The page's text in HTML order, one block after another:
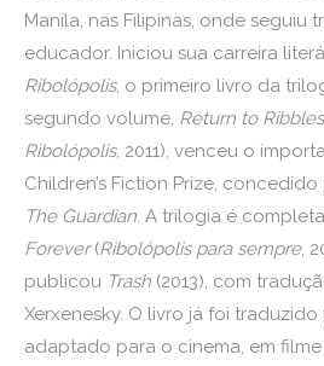
Manila, nas Filipinas, onde seguiu
educador. Iniciou sua carreira
Ribolópolis, o primeiro livro da
segundo volume, Return to
Ribolópolis, 2011), venceu o
Children’s Fiction Prize,
The Guardian. A trilogia é
Forever(Ribolópolis para sempre,
publicou Trash (2013), com
Xerxenesky. O livro já foi
adaptado para o cinema, em